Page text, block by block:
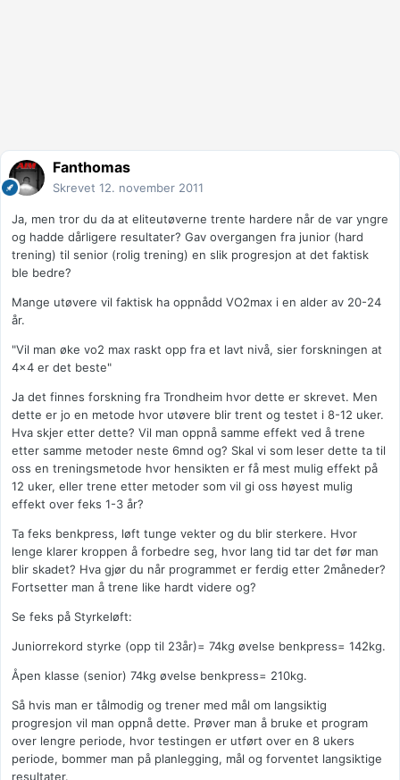
Fanthomas
Skrevet 12. november 2011
Ja, men tror du da at eliteutøverne trente hardere når de var yngre
og hadde dårligere resultater? Gav overgangen fra junior (hard
trening) til senior (rolig trening) en slik progresjon at det faktisk
ble bedre?
Mange utøvere vil faktisk ha oppnådd VO2max i en alder av 20-24
år.
"Vil man øke vo2 max raskt opp fra et lavt nivå, sier forskningen at
4x4 er det beste"
Ja det finnes forskning fra Trondheim hvor dette er skrevet. Men
dette er jo en metode hvor utøvere blir trent og testet i 8-12 uker.
Hva skjer etter dette? Vil man oppnå samme effekt ved å trene
etter samme metoder neste 6mnd og? Skal vi som leser dette ta til
oss en treningsmetode hvor hensikten er få mest mulig effekt på
12 uker, eller trene etter metoder som vil gi oss høyest mulig
effekt over feks 1-3 år?
Ta feks benkpress, løft tunge vekter og du blir sterkere. Hvor
lenge klarer kroppen å forbedre seg, hvor lang tid tar det før man
blir skadet? Hva gjør du når programmet er ferdig etter 2måneder?
Fortsetter man å trene like hardt videre og?
Se feks på Styrkeløft:
Juniorrekord styrke (opp til 23år)= 74kg øvelse benkpress= 142kg.
Åpen klasse (senior) 74kg øvelse benkpress= 210kg.
Så hvis man er tålmodig og trener med mål om langsiktig
progresjon vil man oppnå dette. Prøver man å bruke et program
over lengre periode, hvor testingen er utført over en 8 ukers
periode, bommer man på planlegging, mål og forventet langsiktige
resultater.